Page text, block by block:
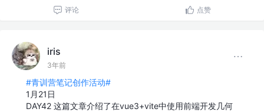
评论 点赞
iris
3年前
#青训营笔记创作活动#
1月21日
DAY42 这篇文章介绍了在vue3+vite中使用前端开发几何